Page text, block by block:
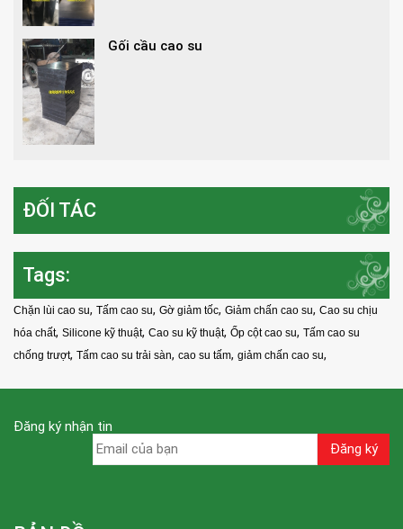
Gối cầu cao su
ĐỐI TÁC
Tags:
Chặn lùi cao su, Tấm cao su, Gờ giảm tốc, Giảm chấn cao su, Cao su chịu
hóa chất, Silicone kỹ thuật, Cao su kỹ thuật, Ốp cột cao su, Tấm cao su
chống trượt, Tấm cao su trải sàn, cao su tấm, giảm chấn cao su,
Đăng ký nhận tin